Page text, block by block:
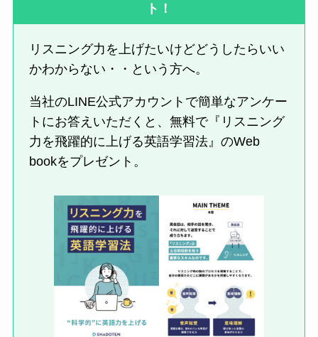
ト！
リスニング力を上げたいけどどうしたらいい
かわからない・・という方へ。
当社のLINE公式アカウントで簡単なアンケー
トにお答えいただくと、無料で『リスニング
力を飛躍的に上げる英語学習法』のWeb
bookをプレゼント。